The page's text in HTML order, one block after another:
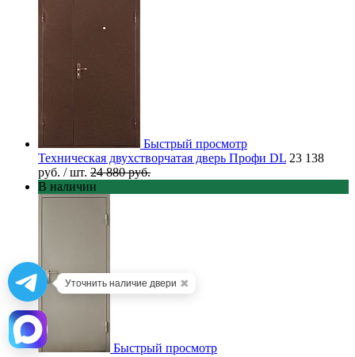
Быстрый просмотр
Техническая двухстворчатая дверь Профи DL 23 138
руб. / шт. 24 880 руб.
В наличии
Быстрый просмотр
Уточнить наличие двери ✖